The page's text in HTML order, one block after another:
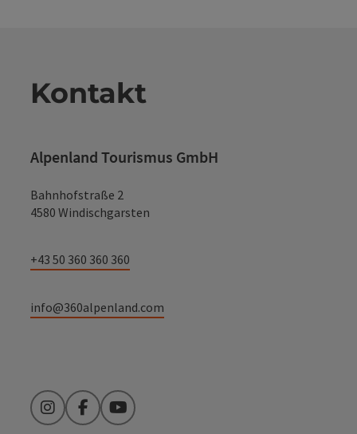
Kontakt
Alpenland Tourismus GmbH
Bahnhofstraße 2
4580 Windischgarsten
+43 50 360 360 360
info@360alpenland.com
InstagramFacebookYouTube